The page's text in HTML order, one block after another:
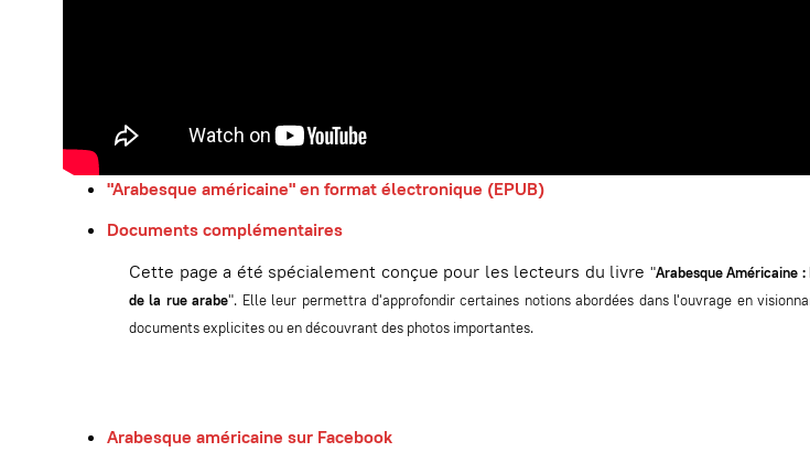
"Arabesque américaine" en format électronique (EPUB)
Documents complémentaires
Cette page a été spécialement conçue pour les lecteurs du livre "Arabesque Américaine
de la rue arabe". Elle leur permettra d'approfondir certaines notions abordées dans l'ouvrage en
documents explicites ou en découvrant des photos importantes.
Arabesque américaine sur Facebook